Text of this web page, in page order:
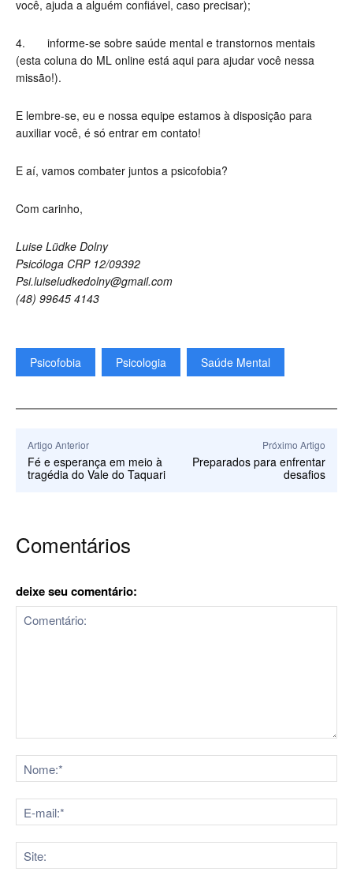
você, ajuda a alguém confiável, caso precisar);
4. informe-se sobre saúde mental e transtornos mentais
(esta coluna do ML online está aqui para ajudar você nessa
missão!).
E lembre-se, eu e nossa equipe estamos à disposição para
auxiliar você, é só entrar em contato!
E aí, vamos combater juntos a psicofobia?
Com carinho,
Luise Lüdke Dolny
Psicóloga CRP 12/09392
Psi.luiseludkedolny@gmail.com
(48) 99645 4143
Psicofobia Psicologia Saúde Mental
Artigo Anterior
Fé e esperança em meio à
tragédia do Vale do Taquari
Próximo Artigo
Preparados para enfrentar
desafios
Comentários
deixe seu comentário: